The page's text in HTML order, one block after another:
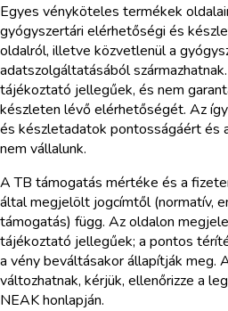
Egyes vényköteles termékek
gyógyszertári elérhetőségi és
oldalról, illetve közvetlenül a
adatszolgáltatásából
tájékoztató jellegűek, és nem
készleten lévő elérhetőségét. Az
és készletadatok pontosságáért
nem vállalunk.
A TB támogatás mértéke és a
által megjelölt jogcímtől (normatív,
támogatás) függ. Az oldalon
tájékoztató jellegűek; a pontos
a vény beváltásakor állapítják meg.
változhatnak, kérjük, ellenőrizze a
NEAK honlapján.